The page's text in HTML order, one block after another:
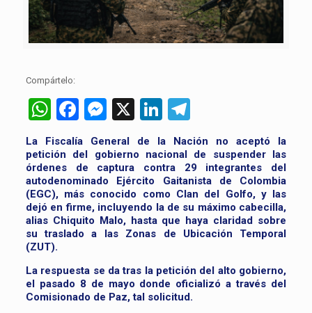
Compártelo:
WhatsApp
Facebook
Messenger
X LinkedIn
Telegram
La Fiscalía General de la Nación no aceptó la
petición del gobierno nacional de suspender las
órdenes de captura contra 29 integrantes del
autodenominado Ejército Gaitanista de Colombia
(EGC), más conocido como Clan del Golfo, y las
dejó en firme, incluyendo la de su máximo cabecilla,
alias Chiquito Malo, hasta que haya claridad sobre
su traslado a las Zonas de Ubicación Temporal
(ZUT).
La respuesta se da tras la petición del alto gobierno,
el pasado 8 de mayo donde oficializó a través del
Comisionado de Paz, tal solicitud.